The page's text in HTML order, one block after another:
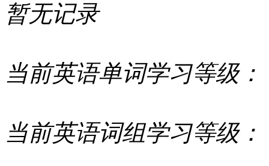
暂无记录
当前英语单词学习等级：
当前英语词组学习等级：